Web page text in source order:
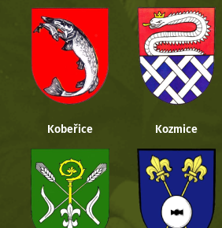
Kobeřice Kozmice